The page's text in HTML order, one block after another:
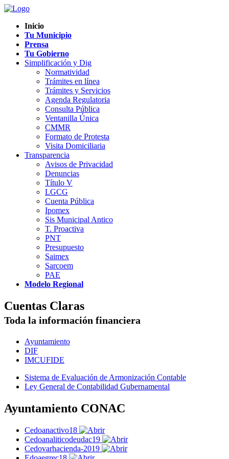
Inicio
Tu Municipio
Prensa
Tu Gobierno
Simplificación y Dig
Normatividad
Trámites en línea
Trámites y Servicios
Agenda Regulatoria
Consulta Pública
Ventanilla Única
CMMR
Formato de Protesta
Visita Domiciliaria
Transparencia
Avisos de Privacidad
Denuncias
Título V
LGCG
Cuenta Pública
Ipomex
Sis Municipal Antico
T. Proactiva
PNT
Presupuesto
Saimex
Sarcoem
PAE
Modelo Regional
Cuentas Claras
Toda la información financiera
Ayuntamiento
DIF
IMCUFIDE
Sistema de Evaluación de Armonización Contable
Ley General de Contabilidad Gubernamental
Ayuntamiento CONAC
Cedoanactivo18
Cedoanaliticodeudac19
Cedovarhacienda-2019